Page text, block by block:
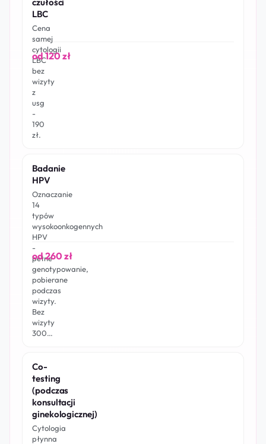
LBC
Cena
samej
cytologii
LBC
bez
wizyty
z
usg
-
190
zł.
od 120 zł
Badanie
HPV
Oznaczanie
14
typów
wysokoonkogennych
HPV
-
pełne
genotypowanie,
pobierane
podczas
wizyty.
Bez
wizyty
300…
od 260 zł
Co-
testing
(podczas
konsultacji
ginekologicznej)
Cytologia
płynna